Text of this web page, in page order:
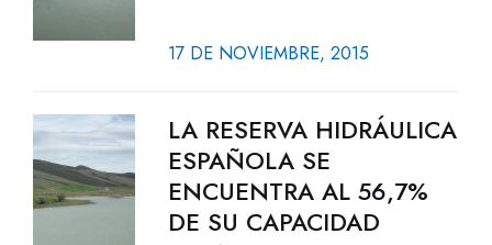
17 DE NOVIEMBRE, 2015
LA RESERVA HIDRÁULICA
ESPAÑOLA SE
ENCUENTRA AL 56,7%
DE SU CAPACIDAD